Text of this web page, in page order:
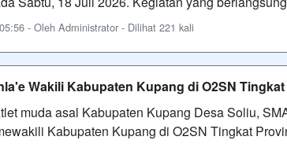
- Oleh Administrator - Dilihat 221 kali
Wakili Kabupaten Kupang di O2SN
muda asal Kabupaten Kupang Desa Soliu,
Kabupaten Kupang di O2SN Tingkat